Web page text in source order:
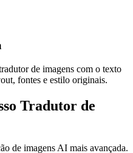
de imagens com o texto
fontes e estilo originais.
Tradutor de
de imagens AI mais avançada.